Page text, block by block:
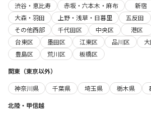
渋谷・恵比寿
赤坂・六本木・麻布 新宿
大森・羽田
上野・浅草・日暮里 五反田
その他西部
千代田区 中央区 港区
台東区
墨田区 江東区 品川区
豊島区
荒川区
板橋区
関東（東京以外）
神奈川県
千葉県 埼玉県 栃木県
北陸・甲信越